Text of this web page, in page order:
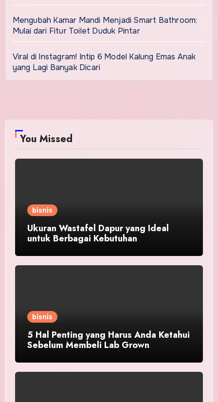
Mengubah Kamar Mandi Menjadi Smart Bathroom:
Mulai dari Fitur Toilet Duduk Pintar
Viral di Instagram! Intip 6 Model Kalung Emas Anak
yang Lagi Banyak Dicari
You Missed
bisnis
Ukuran Wastafel Dapur yang Ideal
untuk Berbagai Kebutuhan
bisnis
5 Hal Penting yang Harus Anda Ketahui
Sebelum Membeli Lab Grown